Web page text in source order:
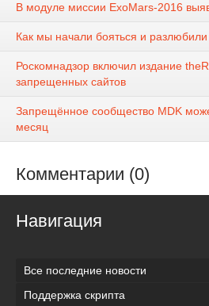
В модуле миссии ExoMars-2016
Как мы начали бояться и
Роскомнадзор включил издание
запрещенных сайтов
Запрещённое сообщество MDK
месяц
Комментарии (0)
Навигация
Все последние новости
Поддержка скрипта